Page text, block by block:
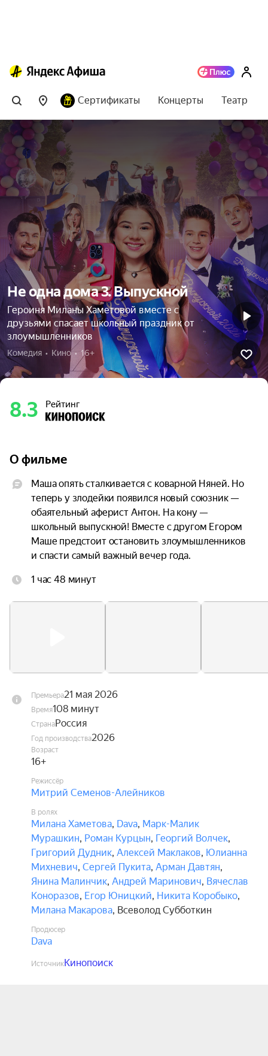
Сертификаты Концерты Театр
Не одна дома 3. Выпускной
Героиня Миланы Хаметовой вместе с
друзьями спасает школьный праздник от
злоумышленников
Комедия  •  Кино  •  16+
8.3 Рейтинг
О фильме
Маша опять сталкивается с коварной Няней. Но
теперь у злодейки появился новый союзник —
обаятельный аферист Антон. На кону —
школьный выпускной! Вместе с другом Егором
Маше предстоит остановить злоумышленников
и спасти самый важный вечер года.
1 час 48 минут
Премьера21 мая 2026
Время108 минут
СтранаРоссия
Год производства2026
Возраст
16+
Режиссёр
Митрий Семенов-Алейников
В ролях
Милана Хаметова, Dava, Марк-Малик
Мурашкин, Роман Курцын, Георгий Волчек,
Григорий Дудник, Алексей Маклаков, Юлианна
Михневич, Сергей Пукита, Арман Давтян,
Янина Малинчик, Андрей Маринович, Вячеслав
Коноразов, Егор Юницкий, Никита Коробыко,
Милана Макарова, Всеволод Субботкин
Продюсер
Dava
ИсточникКинопоиск